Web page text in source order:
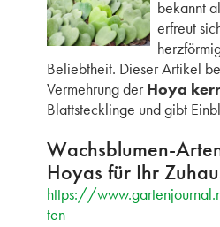
bekannt
erfreut
Beliebtheit. Dieser Artikel
Vermehrung derHoya
Blattstecklinge und gibt
Wachsblumen-
Hoyas für Ihr
https://
ten